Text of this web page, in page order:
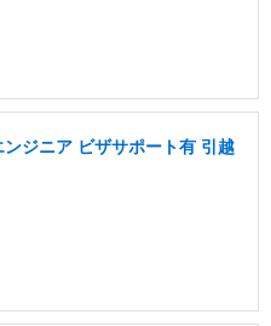
ジニア ビザサポート有 引越